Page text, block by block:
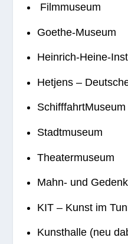
Filmmuseum
Goe­the-Museum
Hein­rich-Heine-
Het­jens –
Schiff­fahrt­Mu­seum
Stadt­mu­seum
Thea­ter­mu­seum
Mahn- und
KIT – Kunst im
Kunst­halle (neu